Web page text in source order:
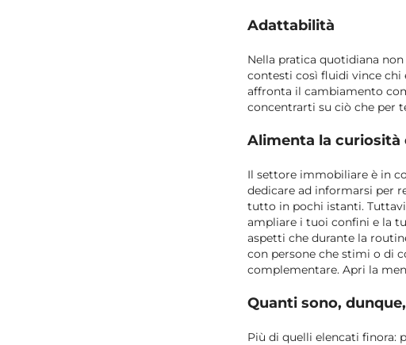
Adattabilità
Nella pratica quotidiana
contesti così fluidi vince chi
affronta il cambiamento
concentrarti su ciò che per
Alimenta la curiosità
Il settore immobiliare è in
dedicare ad informarsi per
tutto in pochi istanti.
ampliare i tuoi confini e la
aspetti che durante la
con persone che stimi o di
complementare. Apri la
Quanti sono,
Più di quelli elencati finora: